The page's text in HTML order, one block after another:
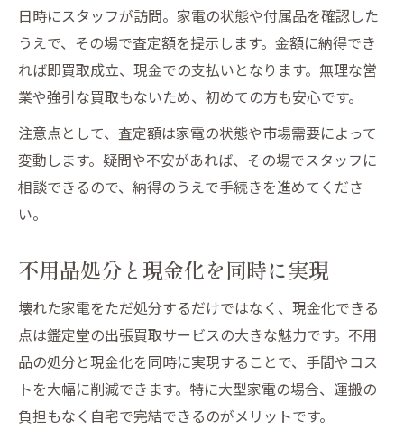
日時にスタッフが訪問。家電の状態や付属品を確認した
うえで、その場で査定額を提示します。金額に納得でき
れば即買取成立、現金での支払いとなります。無理な営
業や強引な買取もないため、初めての方も安心です。
注意点として、査定額は家電の状態や市場需要によって
変動します。疑問や不安があれば、その場でスタッフに
相談できるので、納得のうえで手続きを進めてくださ
い。
不用品処分と現金化を同時に実現
壊れた家電をただ処分するだけではなく、現金化できる
点は鑑定堂の出張買取サービスの大きな魅力です。不用
品の処分と現金化を同時に実現することで、手間やコス
トを大幅に削減できます。特に大型家電の場合、運搬の
負担もなく自宅で完結できるのがメリットです。